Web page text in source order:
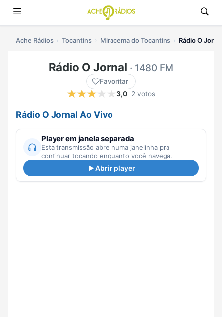
Ache Rádios Tocantins Miracema do Tocantins Rádio O
Rádio O Jornal · 1480 FM
Favoritar
3,0 2 votos
Rádio O Jornal Ao Vivo
Player em janela separada
Esta transmissão abre numa janelinha pra
continuar tocando enquanto você navega.
Abrir player